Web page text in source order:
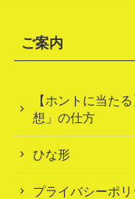
ご案内
【ホントに当た
想」の仕方
ひな形
プライバシーポリ